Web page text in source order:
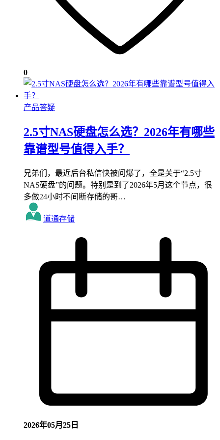
0
产品答疑
2.5寸NAS硬盘怎么选？2026年有哪些
靠谱型号值得入手？
兄弟们，最近后台私信快被问爆了，全是关于“2.5寸
NAS硬盘”的问题。特别是到了2026年5月这个节点，很
多做24小时不间断存储的哥…
道通存储
2026年05月25日